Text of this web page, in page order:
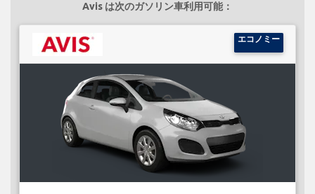
Avis は次のガソリン車利用可能：
エコノミー